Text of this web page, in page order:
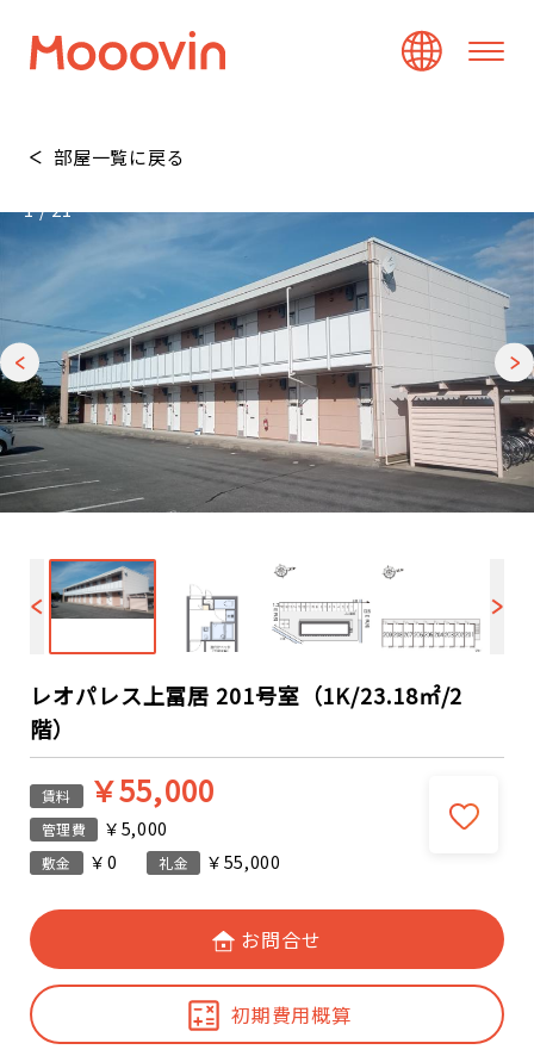
部屋一覧に戻る
1/21
レオパレス上冨居 201号室（1K/23.18㎡/2
階）
賃料 ￥55,000
管理費 ￥5,000
敷金 ￥0 礼金 ￥55,000
お問合せ
初期費用概算